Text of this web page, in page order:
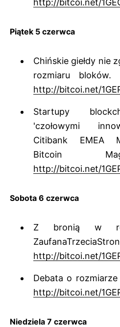
Piątek 5 czerwca
Chińskie giełdy nie
rozmiaru bloków.
http://bitcoi.net/
Startupy
'czołowymi
Citibank EMEA
Bitcoin
http://bitcoi.net/
Sobota 6 czerwca
Z bronią w
http://bitcoi.net/
Debata o
http://bitcoi.net/
Niedziela 7 czerwca